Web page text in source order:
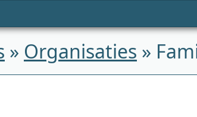
» Organisaties »